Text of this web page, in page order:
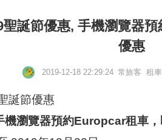
誕節優惠, 手機瀏覽器
優惠
2019-12-18 22:29:24 常旅客 租
誕節優惠
機瀏覽器預約Europcar租車